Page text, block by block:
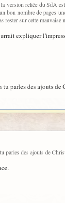
version reliée du SdA
bon nombre de pages
rester sur cette mauvaise
expliquer
parles des ajouts de
parles des ajouts de